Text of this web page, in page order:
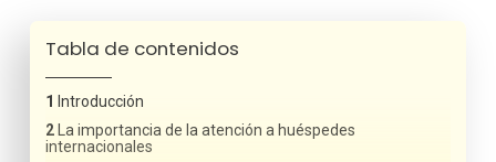
Tabla de contenidos
Introducción
La importancia de la atención a huéspedes
internacionales